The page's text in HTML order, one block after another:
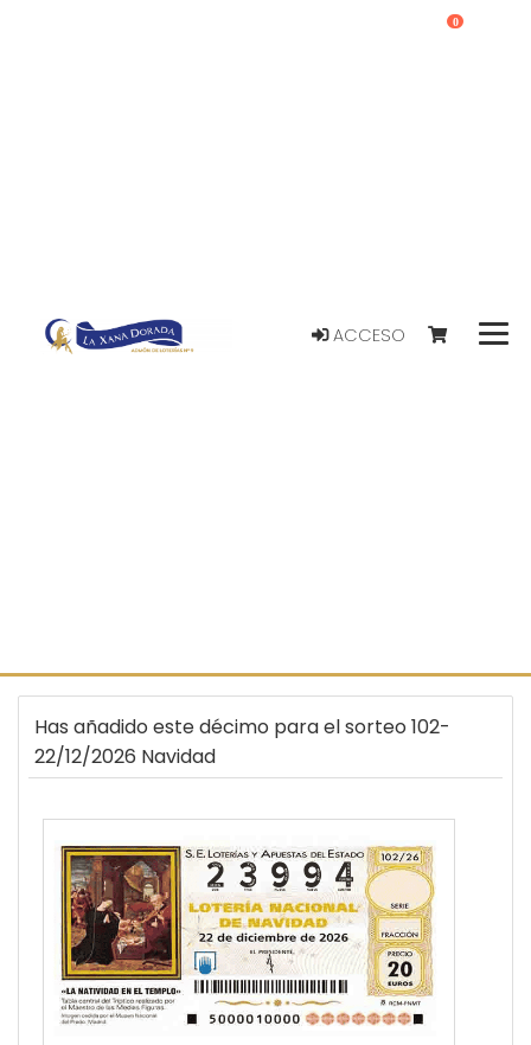
ACCESO
0
Has añadido este décimo para el sorteo 102-
22/12/2026 Navidad